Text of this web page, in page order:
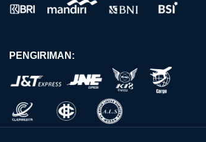
PENGIRIMAN: